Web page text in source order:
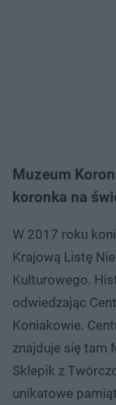
Muzeum
koronka na
W 2017 roku
Krajową Listę
Kulturowego.
odwiedzając
Koniakowie.
znajduje się tam
Sklepik z
unikatowe